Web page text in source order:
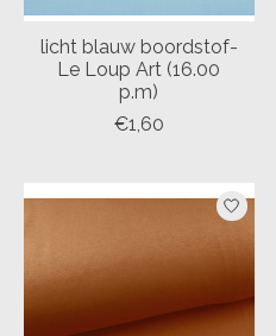
licht blauw boordstof-
Le Loup Art (16.00
p.m)
€1,60